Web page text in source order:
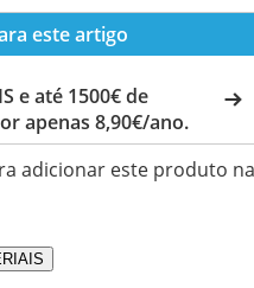
este artigo
e até 1500€ de
apenas 8,90€/ano.
adicionar este produto na